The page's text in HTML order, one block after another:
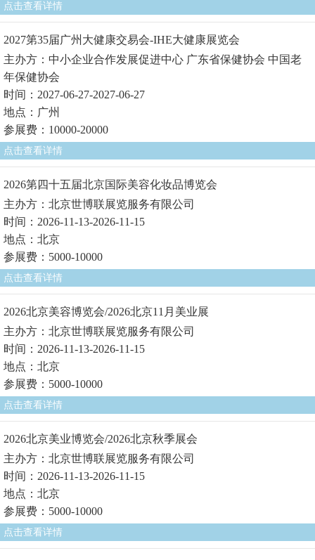
点击查看详情
2027第35届广州大健康交易会-IHE大健康展览会
主办方：中小企业合作发展促进中心 广东省保健协会 中国老
年保健协会
时间：2027-06-27-2027-06-27
地点：广州
参展费：10000-20000
点击查看详情
2026第四十五届北京国际美容化妆品博览会
主办方：北京世博联展览服务有限公司
时间：2026-11-13-2026-11-15
地点：北京
参展费：5000-10000
点击查看详情
2026北京美容博览会/2026北京11月美业展
主办方：北京世博联展览服务有限公司
时间：2026-11-13-2026-11-15
地点：北京
参展费：5000-10000
点击查看详情
2026北京美业博览会/2026北京秋季展会
主办方：北京世博联展览服务有限公司
时间：2026-11-13-2026-11-15
地点：北京
参展费：5000-10000
点击查看详情